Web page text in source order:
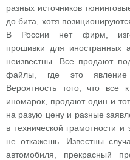
разных источников
до бита, хотя
В России нет фирм,
прошивки для иностранных
неизвестны. Все продают
файлы, где это явление
Вероятность того, что все
иномарок, продают один и
на разую цену и разные
в технической грамотности
не откажешь. Известны
автомобиля, прекрасный